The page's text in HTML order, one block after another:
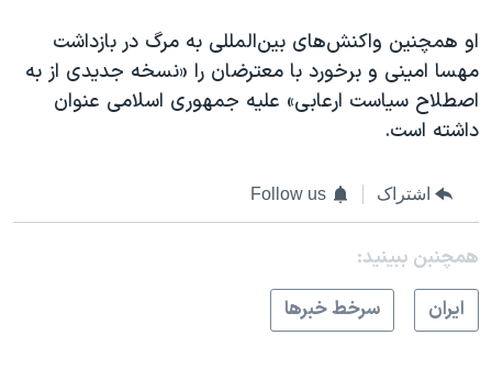
او همچنین واکنش‌های بین‌المللی به مرگ در بازداشت
مهسا امینی و برخورد با معترضان را «نسخه جدیدی از به
اصطلاح سیاست ارعابی» علیه جمهوری اسلامی عنوان
داشته است.
اشتراک Follow us
همچنبن ببینید:
ايران
سرخط خبرها